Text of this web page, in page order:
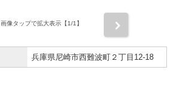
画像タップで拡大表示【1/1】
兵庫県尼崎市西難波町２丁目12-18